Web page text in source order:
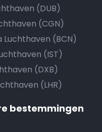
(DUB)
(CGN)
Luchthaven (BCN)
(IST)
(DXB)
(LHR)
bestemmingen